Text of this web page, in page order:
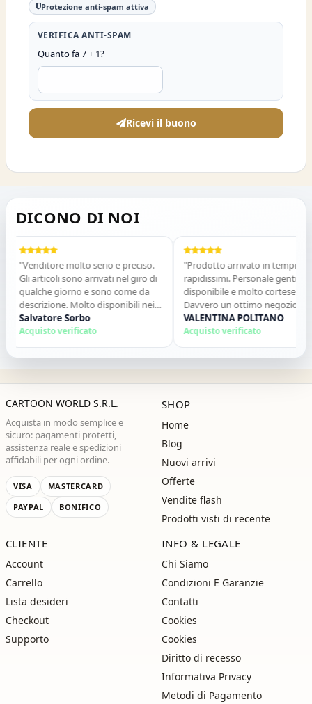
Protezione anti-spam attiva
VERIFICA ANTI-SPAM
Quanto fa 7 + 1?
Ricevi il buono
DICONO DI NOI
molto serio e preciso.
articoli sono arrivati nel giro di
giorno e sono come da
Molto disponibili nei
Consigliato."
Sorbo
verificato
"Prodotto arrivato in tempi
rapidissimi. Personale gentile e
disponibile e molto cortese.
Davvero un ottimo negozio, lo
consiglierò senz&#39;altro e
comprerò ancora!"
VALENTINA POLITANO
Acquisto verificato
CARTOON WORLD S.R.L.
Acquista in modo semplice e
sicuro: pagamenti protetti,
assistenza reale e spedizioni
affidabili per ogni ordine.
VISA
MASTERCARD
PAYPAL
BONIFICO
SHOP
Home
Blog
Nuovi arrivi
Offerte
Vendite flash
Prodotti visti di recente
CLIENTE
Account
Carrello
Lista desideri
Checkout
Supporto
INFO & LEGALE
Chi Siamo
Condizioni E Garanzie
Contatti
Cookies
Cookies
Diritto di recesso
Informativa Privacy
Metodi di Pagamento